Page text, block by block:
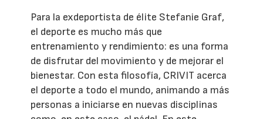
Para la exdeportista de élite Stefanie Graf,
el deporte es mucho más que
entrenamiento y rendimiento: es una forma
de disfrutar del movimiento y de mejorar el
bienestar. Con esta filosofía, CRIVIT acerca
el deporte a todo el mundo, animando a más
personas a iniciarse en nuevas disciplinas